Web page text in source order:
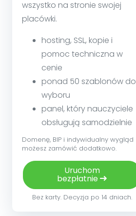
wszystko na stronie swojej
placówki.
hosting, SSL, kopie i
pomoc techniczna w
cenie
ponad 50 szablonów do
wyboru
panel, który nauczyciele
obsługują samodzielnie
Domenę, BIP i indywidualny wygląd
możesz zamówić dodatkowo.
Uruchom
bezpłatnie
Bez karty. Decyzja po 14 dniach.